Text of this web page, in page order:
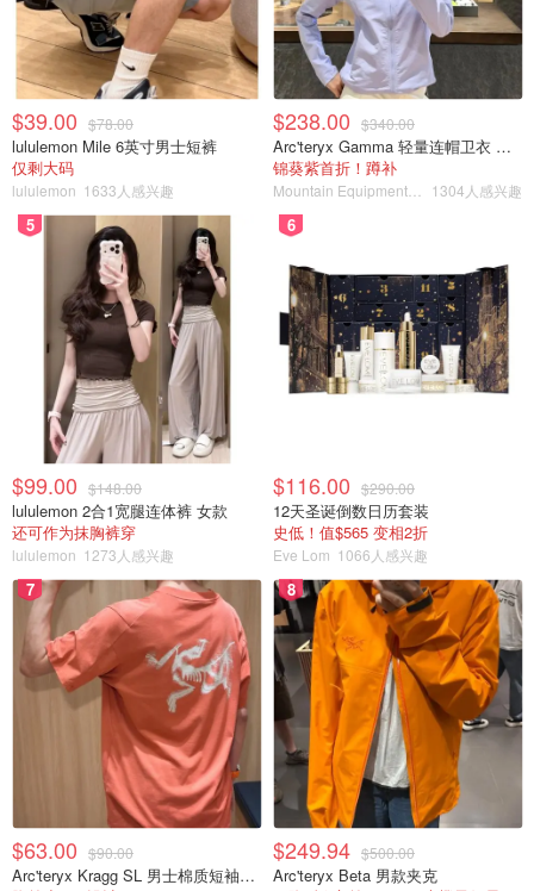
$39.00 $78.00
lululemon Mile 6英寸男士短裤
仅剩大码
lululemon 1633人感兴趣
$238.00 $340.00
Arc'teryx Gamma 轻量连帽卫衣 女款
锦葵紫首折！蹲补
1304人感兴趣
5
$99.00 $148.00
lululemon 2合1宽腿连体裤 女款
还可作为抹胸裤穿
lululemon 1273人感兴趣
6
$116.00 $290.00
12天圣诞倒数日历套装
史低！值$565 变相2折
Eve Lom 1066人感兴趣
7
$63.00 $90.00
Arc'teryx Kragg SL 男士棉质短袖T恤
8
$249.94 $500.00
Arc'teryx Beta 男款夹克